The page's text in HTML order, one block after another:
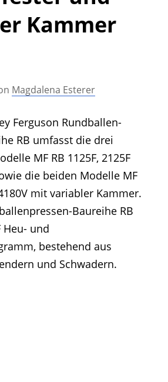
Archiv
Kammer
Magdalena Esterer
Ferguson Rundballen-
RB umfasst die drei
MF RB 1125F, 2125F
die beiden Modelle MF
mit variabler Kammer.
Baureihe RB
Heu- und
bestehend aus
und Schwadern.